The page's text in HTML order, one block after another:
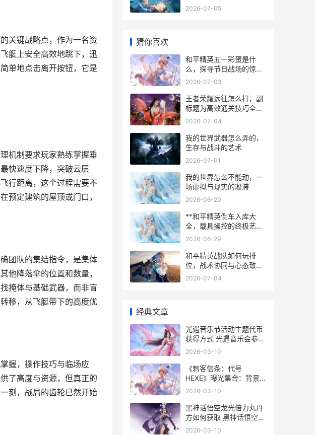
关键战略点，作为一名资
艇上安全高效地跳下，迅
单地点击离开按钮，它是
机制要求玩家熟练掌握垂
快速度下降，突破云层
行距离，这个过程需要不
预定建筑的屋顶或门口，
团队的集结指令，是集体
他降落伞的位置和数量，
掩体与基础武器，而非盲
移，从飞艇带下的高度优
握，操作技巧与临场应
了高度与资源，但真正的
刻，战局的齿轮已然开始
南
2026-07-05
猜你喜欢
和平精英五一彩蛋是什
么，探寻节日战场的惊喜
副标题
2026-07-03
王者荣耀远征怎么打，副
标题为高效通关技巧全解
析
2026-07-04
我的世界武器怎么弄的，
生存与战斗的艺术
2026-07-01
我的世界怎么不能动，一
场虚拟与现实的凝滞
2026-06-29
**和平精英倒车入库大
全，载具操控的终极艺术
**
2026-06-29
和平精英战队如何玩排
位，战术协同与心态致胜
之道
2026-07-04
经典文章
光遇音乐节活动主题代币
获得方式 光遇音乐会参赛
视频
2026-03-10
《刺客信条：代号
HEXE》曝光集合：背景
是16世纪猎巫时期的神圣
2026-03-10
黑神话悟空龙光倍力丸丹
方如何获取 黑神话悟空龙
光倍力丸和伏虎丸可以叠
2026-03-10